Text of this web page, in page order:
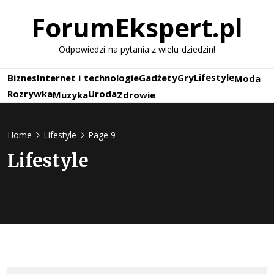
ForumEkspert.pl
Odpowiedzi na pytania z wielu dziedzin!
BiznesInternet i technologieGadżetyGryLifestyleModa
RozrywkaMuzykaUrodaZdrowie
Home Lifestyle Page 9
Lifestyle